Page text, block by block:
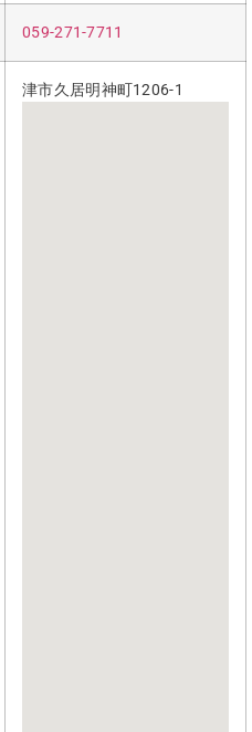
059-271-7711
津市久居明神町1206-1